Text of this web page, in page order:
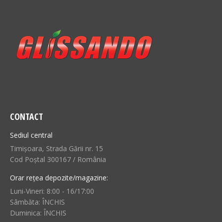
CONTACT
Sediul central
Timișoara, Strada Gării nr. 15
Cod Poștal 300167 / România
Orar rețea depozite/magazine:
Luni-Vineri: 8:00 - 16/17:00
Sâmbăta: ÎNCHIS
Duminica: ÎNCHIS